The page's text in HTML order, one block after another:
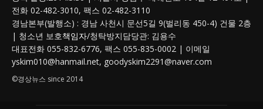
전화 02-482-3010, 팩스 02-482-3110
경남본부(발행소) : 경남 사천시 문선5길 9(벌리동 450-4) 건물 2층
| 청소년 보호책임자/청탁방지담당관: 김용수
대표전화 055-832-6776, 팩스 055-835-0002 | 이메일
yskim010@hanmail.net, goodyskim2291@naver.com
©경상뉴스 since 2014